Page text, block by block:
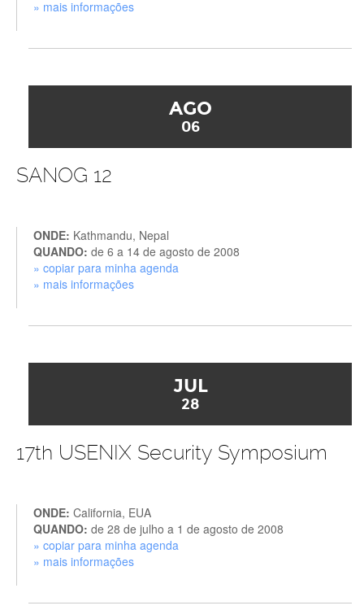
» mais informações
AGO
06
SANOG 12
ONDE: Kathmandu, Nepal
QUANDO: de 6 a 14 de agosto de 2008
» copiar para minha agenda
» mais informações
JUL
28
17th USENIX Security Symposium
ONDE: California, EUA
QUANDO: de 28 de julho a 1 de agosto de 2008
» copiar para minha agenda
» mais informações